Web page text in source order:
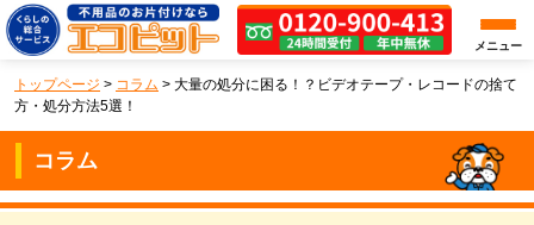
メニュー
トップページ > コラム > 大量の処分に困る！？ビデオテープ・レコードの捨て
方・処分方法5選！
コラム